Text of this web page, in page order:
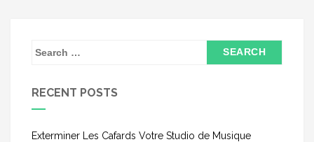
S
h
RECENT POSTS
Exterminer Les Cafards Votre Studio de Musique